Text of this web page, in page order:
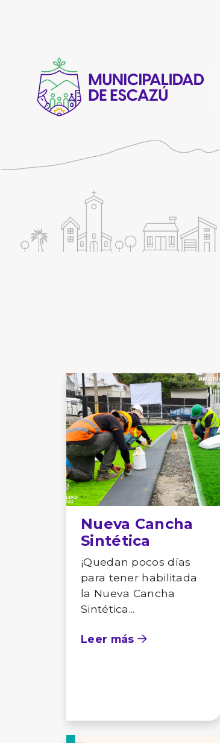
Nueva Cancha
Sintética
¡Quedan pocos días
para tener habilitada
la Nueva Cancha
Sintética...
Leer más